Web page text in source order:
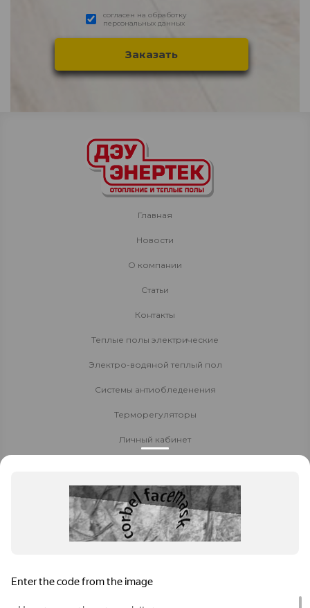
согласен на обработку
персональных данных
Главная
Новости
О компании
Статьи
Контакты
Теплые полы электрические
Электро-водяной теплый пол
Системы антиобледенения
Терморегуляторы
Личный кабинет
Стать партнёром
Политика конфиденциальности
Контакты